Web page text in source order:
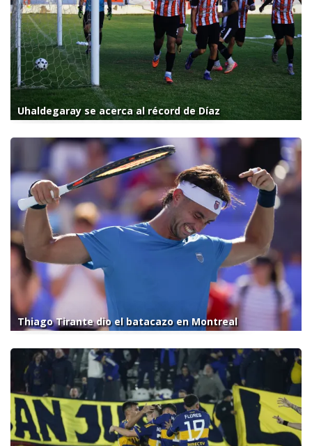
Uhaldegaray se acerca al récord de Díaz
Thiago Tirante dio el batacazo en Montreal